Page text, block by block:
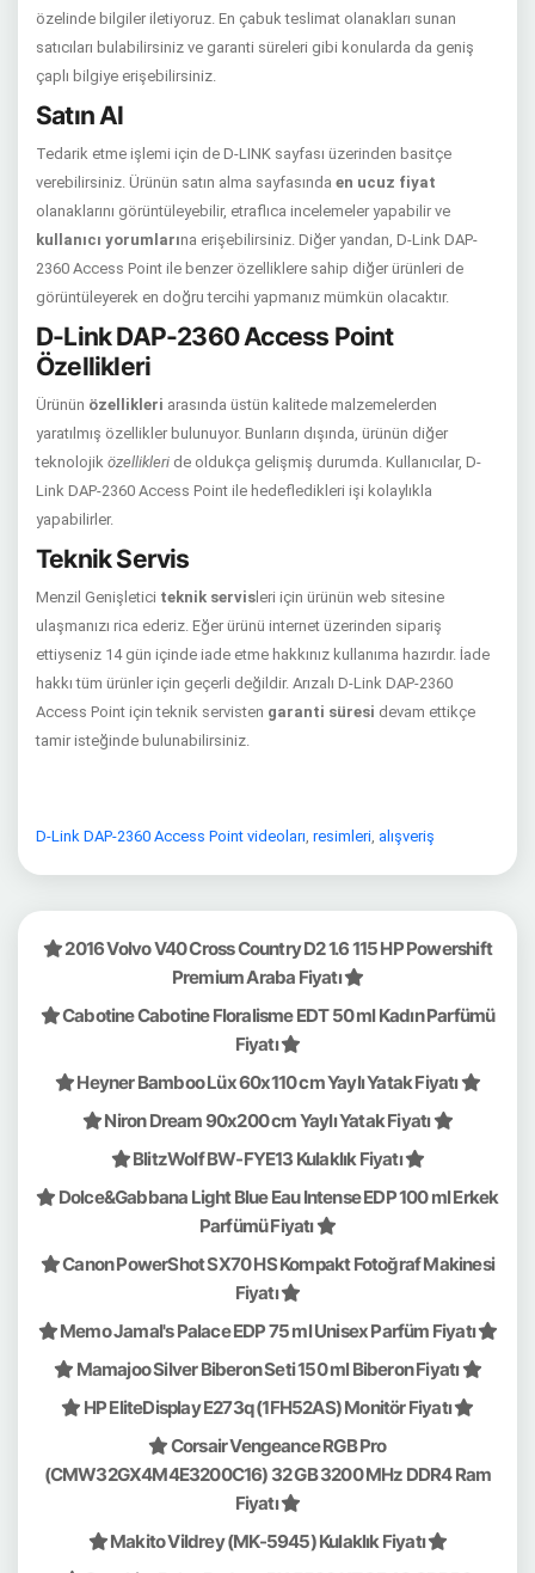
özelinde bilgiler iletiyoruz. En çabuk teslimat olanakları sunan
satıcıları bulabilirsiniz ve garanti süreleri gibi konularda da geniş
çaplı bilgiye erişebilirsiniz.
Satın Al
Tedarik etme işlemi için de D-LINK sayfası üzerinden basitçe
verebilirsiniz. Ürünün satın alma sayfasında en ucuz fiyat
olanaklarını görüntüleyebilir, etraflıca incelemeler yapabilir ve
kullanıcı yorumlarına erişebilirsiniz. Diğer yandan, D-Link DAP-
2360 Access Point ile benzer özelliklere sahip diğer ürünleri de
görüntüleyerek en doğru tercihi yapmanız mümkün olacaktır.
D-Link DAP-2360 Access Point
Özellikleri
Ürünün özellikleri arasında üstün kalitede malzemelerden
yaratılmış özellikler bulunuyor. Bunların dışında, ürünün diğer
teknolojik özellikleri de oldukça gelişmiş durumda. Kullanıcılar, D-
Link DAP-2360 Access Point ile hedefledikleri işi kolaylıkla
yapabilirler.
Teknik Servis
Menzil Genişletici teknik servis leri için ürünün web sitesine
ulaşmanızı rica ederiz. Eğer ürünü internet üzerinden sipariş
ettiyseniz 14 gün içinde iade etme hakkınız kullanıma hazırdır. İade
hakkı tüm ürünler için geçerli değildir. Arızalı D-Link DAP-2360
Access Point için teknik servisten garanti süresi devam ettikçe
tamir isteğinde bulunabilirsiniz.
D-Link DAP-2360 Access Point videoları, resimleri, alışveriş
2016 Volvo V40 Cross Country D2 1.6 115 HP Powershift
Premium Araba Fiyatı
Cabotine Cabotine Floralisme EDT 50 ml Kadın Parfümü
Fiyatı
Heyner Bamboo Lüx 60x110 cm Yaylı Yatak Fiyatı
Niron Dream 90x200 cm Yaylı Yatak Fiyatı
BlitzWolf BW-FYE13 Kulaklık Fiyatı
Dolce&Gabbana Light Blue Eau Intense EDP 100 ml Erkek
Parfümü Fiyatı
Canon PowerShot SX70 HS Kompakt Fotoğraf Makinesi
Fiyatı
Memo Jamal's Palace EDP 75 ml Unisex Parfüm Fiyatı
Mamajoo Silver Biberon Seti 150 ml Biberon Fiyatı
HP EliteDisplay E273q (1FH52AS) Monitör Fiyatı
Corsair Vengeance RGB Pro
(CMW32GX4M4E3200C16) 32 GB 3200 MHz DDR4 Ram
Fiyatı
Makito Vildrey (MK-5945) Kulaklık Fiyatı